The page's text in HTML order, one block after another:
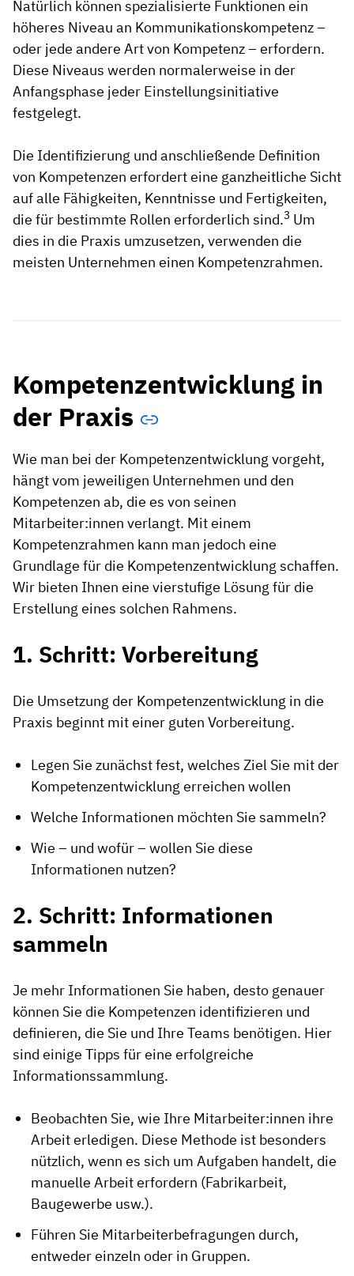
Natürlich können spezialisierte Funktionen ein
höheres Niveau an Kommunikationskompetenz –
oder jede andere Art von Kompetenz – erfordern.
Diese Niveaus werden normalerweise in der
Anfangsphase jeder Einstellungsinitiative
festgelegt.
Die Identifizierung und anschließende Definition
von Kompetenzen erfordert eine ganzheitliche Sicht
auf alle Fähigkeiten, Kenntnisse und Fertigkeiten,
die für bestimmte Rollen erforderlich sind.3 Um
dies in die Praxis umzusetzen, verwenden die
meisten Unternehmen einen Kompetenzrahmen.
Kompetenzentwicklung in
der Praxis
Wie man bei der Kompetenzentwicklung vorgeht,
hängt vom jeweiligen Unternehmen und den
Kompetenzen ab, die es von seinen
Mitarbeiter:innen verlangt. Mit einem
Kompetenzrahmen kann man jedoch eine
Grundlage für die Kompetenzentwicklung schaffen.
Wir bieten Ihnen eine vierstufige Lösung für die
Erstellung eines solchen Rahmens.
1. Schritt: Vorbereitung
Die Umsetzung der Kompetenzentwicklung in die
Praxis beginnt mit einer guten Vorbereitung.
Legen Sie zunächst fest, welches Ziel Sie mit der
Kompetenzentwicklung erreichen wollen
Welche Informationen möchten Sie sammeln?
Wie – und wofür – wollen Sie diese
Informationen nutzen?
2. Schritt: Informationen
sammeln
Je mehr Informationen Sie haben, desto genauer
können Sie die Kompetenzen identifizieren und
definieren, die Sie und Ihre Teams benötigen. Hier
sind einige Tipps für eine erfolgreiche
Informationssammlung.
Beobachten Sie, wie Ihre Mitarbeiter:innen ihre
Arbeit erledigen. Diese Methode ist besonders
nützlich, wenn es sich um Aufgaben handelt, die
manuelle Arbeit erfordern (Fabrikarbeit,
Baugewerbe usw.).
Führen Sie Mitarbeiterbefragungen durch,
entweder einzeln oder in Gruppen.